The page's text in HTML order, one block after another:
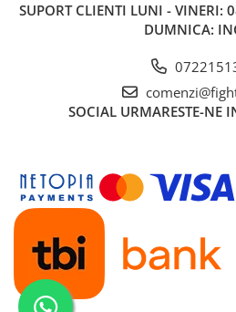
SUPORT CLIENTI LUNI - VINERI:
DUMNICA:
SOCIAL URMARESTE-NE